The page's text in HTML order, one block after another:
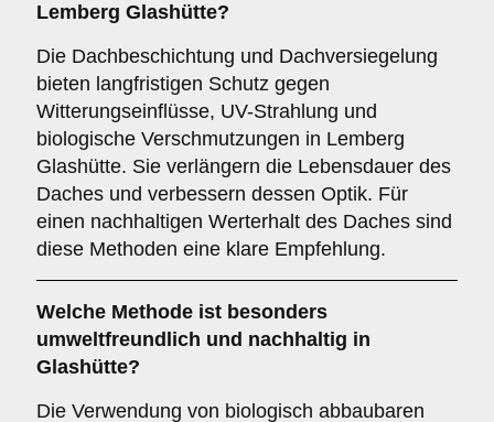
Lemberg Glashütte?
Die Dachbeschichtung und Dachversiegelung
bieten langfristigen Schutz gegen
Witterungseinflüsse, UV-Strahlung und
biologische Verschmutzungen in Lemberg
Glashütte. Sie verlängern die Lebensdauer des
Daches und verbessern dessen Optik. Für
einen nachhaltigen Werterhalt des Daches sind
diese Methoden eine klare Empfehlung.
Welche Methode ist besonders
umweltfreundlich und nachhaltig in
Glashütte?
Die Verwendung von biologisch abbaubaren